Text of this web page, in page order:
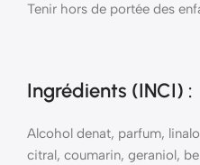
Tenir hors de portée des
Ingrédients (INCI) :
Alcohol denat, parfum,
citral, coumarin, geraniol,